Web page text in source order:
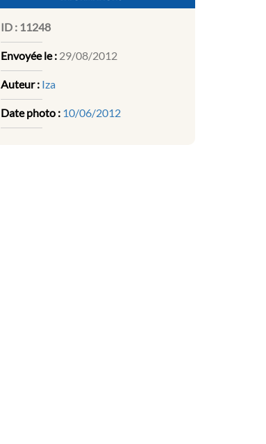
ID : 11248
Envoyée le : 29/08/2012
Auteur : Iza
Date photo : 10/06/2012